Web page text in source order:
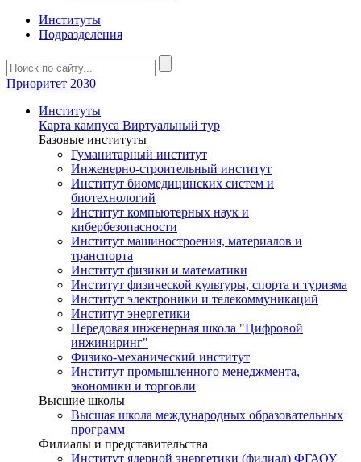
Институты
Подразделения
Приоритет 2030
Институты
Карта кампуса Виртуальный тур
Базовые институты
Гуманитарный институт
Инженерно-строительный институт
Институт биомедицинских систем и
биотехнологий
Институт компьютерных наук и
кибербезопасности
Институт машиностроения, материалов и
транспорта
Институт физики и математики
Институт физической культуры, спорта и туризма
Институт электроники и телекоммуникаций
Институт энергетики
Передовая инженерная школа "Цифровой
инжиниринг"
Физико-механический институт
Институт промышленного менеджмента,
экономики и торговли
Высшие школы
Высшая школа международных образовательных
программ
Филиалы и представительства
Институт ядерной энергетики (филиал) ФГАОУ